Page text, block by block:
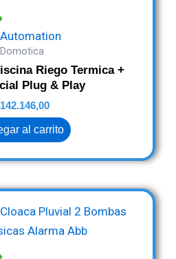
Automation
Domotica
Riego Termica +
Plug & Play
142.146,00
al carrito